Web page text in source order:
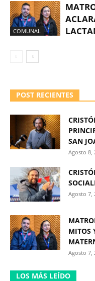
COMUNAL
POST RECIENTES
SAN
Agosto 8,
Agosto 7,
MITOS
Agosto 7,
LOS MÁS LEÍDO